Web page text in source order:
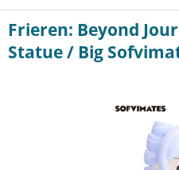
Frieren: Beyond
Statue / Big